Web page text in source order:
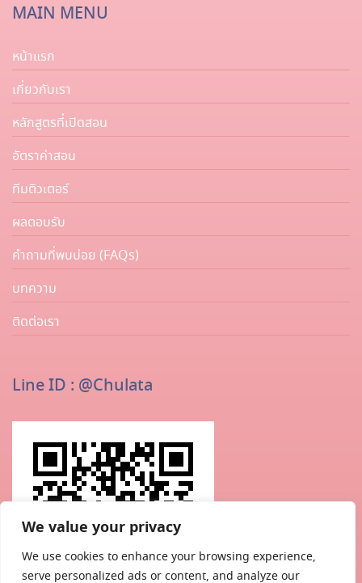
We value your privacy
We use cookies to enhance your browsing experience,
serve personalized ads or content, and analyze our
MAIN MENU
หน้าแรก
เกี่ยวกับเรา
หลักสูตรที่เปิดสอน
อัตราค่าสอน
ทีมติวเตอร์
ผลตอบรับ
คำถามที่พบบ่อย (FAQs)
บทความ
ติดต่อเรา
Line ID : @chulata